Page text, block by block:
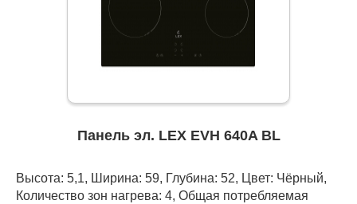
Панель эл. LEX EVH 640A BL
Высота: 5,1, Ширина: 59, Глубина: 52, Цвет: Чёрный,
Количество зон нагрева: 4, Общая потребляемая